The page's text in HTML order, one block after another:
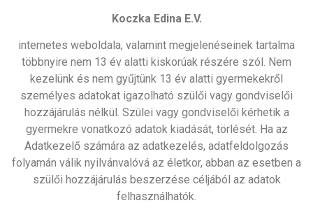
Koczka Edina E.V.
internetes weboldala, valamint megjelenéseinek tartalma
többnyire nem 13 év alatti kiskorúak részére szól. Nem
kezelünk és nem gyűjtünk 13 év alatti gyermekekről
személyes adatokat igazolható szülői vagy gondviselői
hozzájárulás nélkül. Szülei vagy gondviselői kérhetik a
gyermekre vonatkozó adatok kiadását, törlését. Ha az
Adatkezelő számára az adatkezelés, adatfeldolgozás
folyamán válik nyilvánvalóvá az életkor, abban az esetben a
szülői hozzájárulás beszerzése céljából az adatok
felhasználhatók.